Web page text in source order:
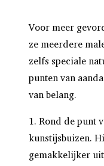
Voor meer
ze meerdere
zelfs speciale
punten van
van belang.
1. Rond de punt
kunstijsbuizen.
gemakkelijker